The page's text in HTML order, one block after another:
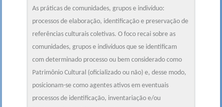
As práticas de comunidades, grupos e indivíduo:
processos de elaboração, identificação e preservação de
referências culturais coletivas. O foco recai sobre as
comunidades, grupos e indivíduos que se identificam
com determinado processo ou bem considerado como
Patrimônio Cultural (oficializado ou não) e, desse modo,
posicionam-se como agentes ativos em eventuais
processos de identificação, inventariação e/ou